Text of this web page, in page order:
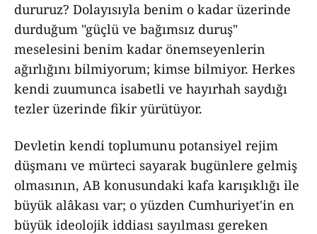
dururuz? Dolayısıyla benim o kadar üzerinde
durduğum "güçlü ve bağımsız duruş"
meselesini benim kadar önemseyenlerin
ağırlığını bilmiyorum; kimse bilmiyor. Herkes
kendi zuumunca isabetli ve hayırhah saydığı
tezler üzerinde fikir yürütüyor.
Devletin kendi toplumunu potansiyel rejim
düşmanı ve mürteci sayarak bugünlere gelmiş
olmasının, AB konusundaki kafa karışıklığı ile
büyük alâkası var; o yüzden Cumhuriyet'in en
büyük ideolojik iddiası sayılması gereken